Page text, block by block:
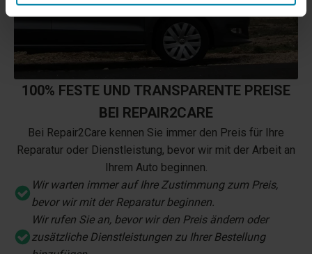
100% FESTE UND TRANSPARENTE PREISE
BEI REPAIR2CARE
Bei Repair2Care kennen Sie immer den Preis für Ihre
Reparatur oder Dienstleistung, bevor wir mit der Arbeit an
Ihrem Auto beginnen.
Wir warten immer auf Ihre Zustimmung zum Preis,
bevor wir mit der Reparatur beginnen.
Wir rufen Sie an, bevor wir den Preis ändern oder
zusätzliche Dienstleistungen zu Ihrer Bestellung